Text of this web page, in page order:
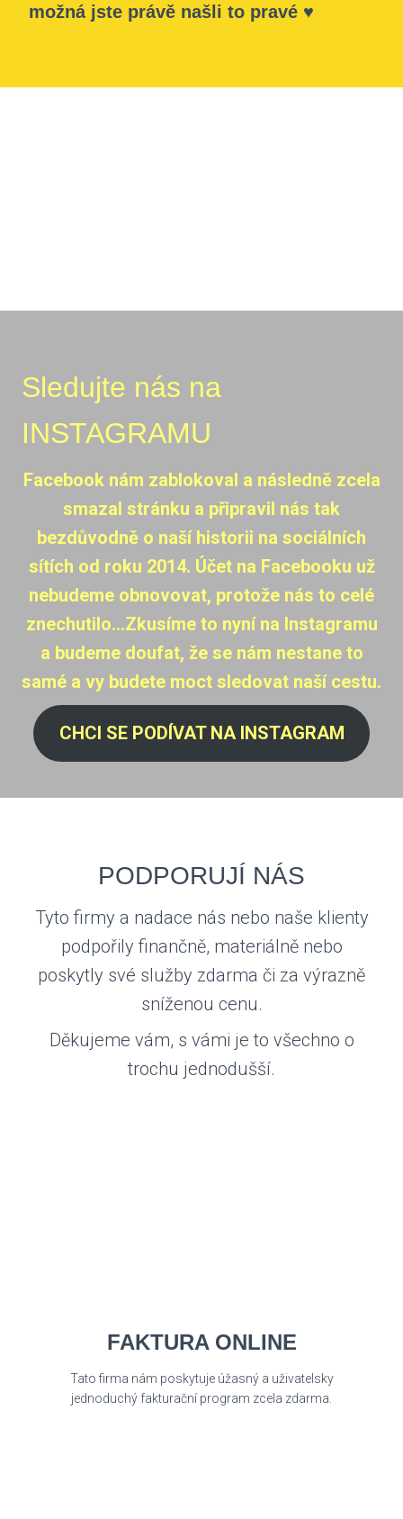
možná jste právě našli to pravé ♥
Sledujte nás na
INSTAGRAMU
Facebook nám zablokoval a následně zcela
smazal stránku a připravil nás tak
bezdůvodně o naší historii na sociálních
sítích od roku 2014. Účet na Facebooku už
nebudeme obnovovat, protože nás to celé
znechutilo…Zkusíme to nyní na Instagramu
a budeme doufat, že se nám nestane to
samé a vy budete moct sledovat naší cestu.
CHCI SE PODÍVAT NA INSTAGRAM
PODPORUJÍ NÁS
Tyto firmy a nadace nás nebo naše klienty
podpořily finančně, materiálně nebo
poskytly své služby zdarma či za výrazně
sníženou cenu.
Děkujeme vám, s vámi je to všechno o
trochu jednodušší.
FAKTURA ONLINE
Tato firma nám poskytuje úžasný a uživatelsky
jednoduchý fakturační program zcela zdarma.